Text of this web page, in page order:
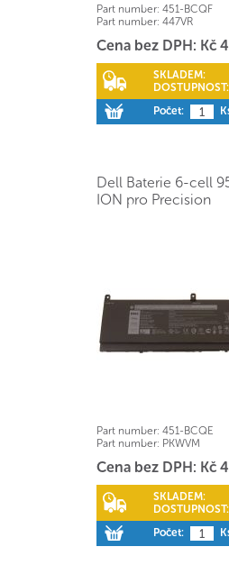
Part number: 451-BCQF
Part number: 447VR
Cena bez DPH: Kč
SKLADEM:
DOSTUPNOST:
Počet:
Dell Baterie 6-cell
ION pro Precision
Part number: 451-BCQE
Part number: PKWVM
Cena bez DPH: Kč
SKLADEM:
DOSTUPNOST:
Počet: